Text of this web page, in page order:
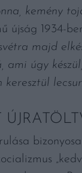
kemény
újság 1934-
majd
ami úgy
keresztül